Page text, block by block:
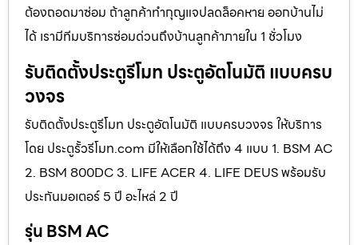
ต้องถอดมาซ่อม ถ้าลูกค้าทำกุญแจปลดล็อคหาย ออกบ้านไม่
ได้ เรามีทีมบริการซ่อมด่วนถึงบ้านลูกค้าภายใน 1 ชั่วโมง
รับติดตั้งประตูรีโมท ประตูอัตโนมัติ แบบครบ
วงจร
รับติดตั้งประตูรีโมท ประตูอัตโนมัติ แบบครบวงจร ให้บริการ
โดย ประตูรั้วรีโมท.com มีให้เลือกใช้ได้ถึง 4 แบบ 1. BSM AC
2. BSM 800DC 3. LIFE ACER 4. LIFE DEUS พร้อมรับ
ประกันมอเตอร์ 5 ปี อะไหล่ 2 ปี
รุ่น BSM AC